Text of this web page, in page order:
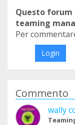
Questo forum
teaming
Per
Login
Commento
wally